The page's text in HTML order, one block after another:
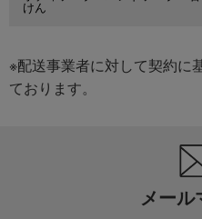
けん
※配送事業者に対して契約に
ております。
メール